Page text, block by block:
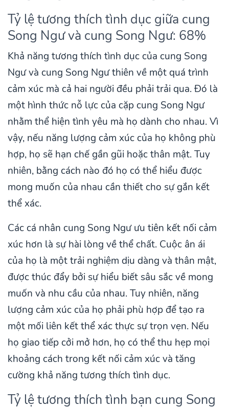
Tỷ lệ tương thích tình dục giữa cung
Song Ngư và cung Song Ngư: 68%
Khả năng tương thích tình dục của cung Song
Ngư và cung Song Ngư thiên về một quá trình
cảm xúc mà cả hai người đều phải trải qua. Đó là
một hình thức nỗ lực của cặp cung Song Ngư
nhằm thể hiện tình yêu mà họ dành cho nhau. Vì
vậy, nếu năng lượng cảm xúc của họ không phù
hợp, họ sẽ hạn chế gần gũi hoặc thân mật. Tuy
nhiên, bằng cách nào đó họ có thể hiểu được
mong muốn của nhau cần thiết cho sự gắn kết
thể xác.
Các cá nhân cung Song Ngư ưu tiên kết nối cảm
xúc hơn là sự hài lòng về thể chất. Cuộc ân ái
của họ là một trải nghiệm dịu dàng và thân mật,
được thúc đẩy bởi sự hiểu biết sâu sắc về mong
muốn và nhu cầu của nhau. Tuy nhiên, năng
lượng cảm xúc của họ phải phù hợp để tạo ra
một mối liên kết thể xác thực sự trọn vẹn. Nếu
họ giao tiếp cởi mở hơn, họ có thể thu hẹp mọi
khoảng cách trong kết nối cảm xúc và tăng
cường khả năng tương thích tình dục.
Tỷ lệ tương thích tình bạn cung Song